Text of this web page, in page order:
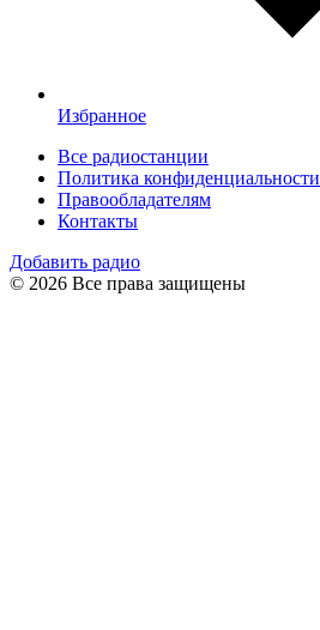
Избранное
Все радиостанции
Политика конфиденциальности
Правообладателям
Контакты
Добавить радио
© 2026 Все права защищены